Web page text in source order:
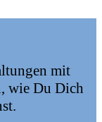
mit
wie Du Dich